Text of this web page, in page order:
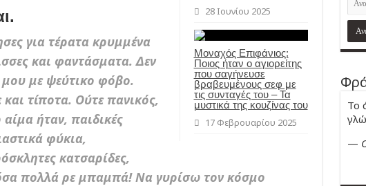
28 Ιουνίου 2025
Μοναχός Επιφάνιος:
Ποιος ήταν ο αγιορείτης
που σαγήνευσε
βραβευμένους σεφ με
τις συνταγές του – Τα
μυστικά της κουζίνας του
17 Φεβρουαρίου 2025
για τέρατα κρυμμένα
και φαντάσματα. Δεν
μου με ψεύτικο φόβο.
τίποτα. Ούτε πανικός,
αίμα ήταν, παιδικές
φύκια,
κατσαρίδες,
πολλά ρε μπαμπά! Να γυρίσω τον κόσμο
Το
—